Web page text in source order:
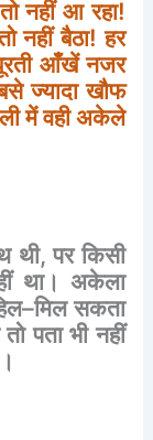
तो नहीं आ रहा!
नहीं बैठा!हर
आँखें नजर
ज्यादा खौफ
मेंवही अकेले
थी,पर किसी
था। अकेला
–मिल सकता
तो पता भी नहीं